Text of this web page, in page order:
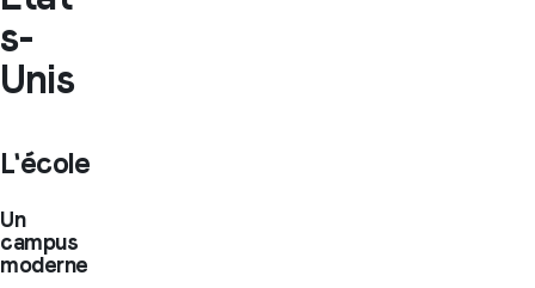
s-
Unis
L'école
Un
campus
moderne